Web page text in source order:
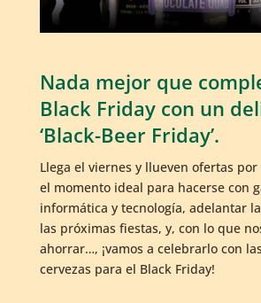
Nada mejor que
Black Friday con un
‘Black-Beer Friday’.
Llega el viernes y llueven ofertas por
el momento ideal para hacerse con
informática y tecnología, adelantar
las próximas fiestas, y, con lo que
ahorrar…, ¡vamos a celebrarlo con
cervezas para el Black Friday!